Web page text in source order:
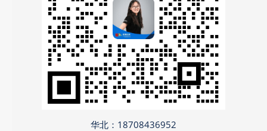
华北：18708436952